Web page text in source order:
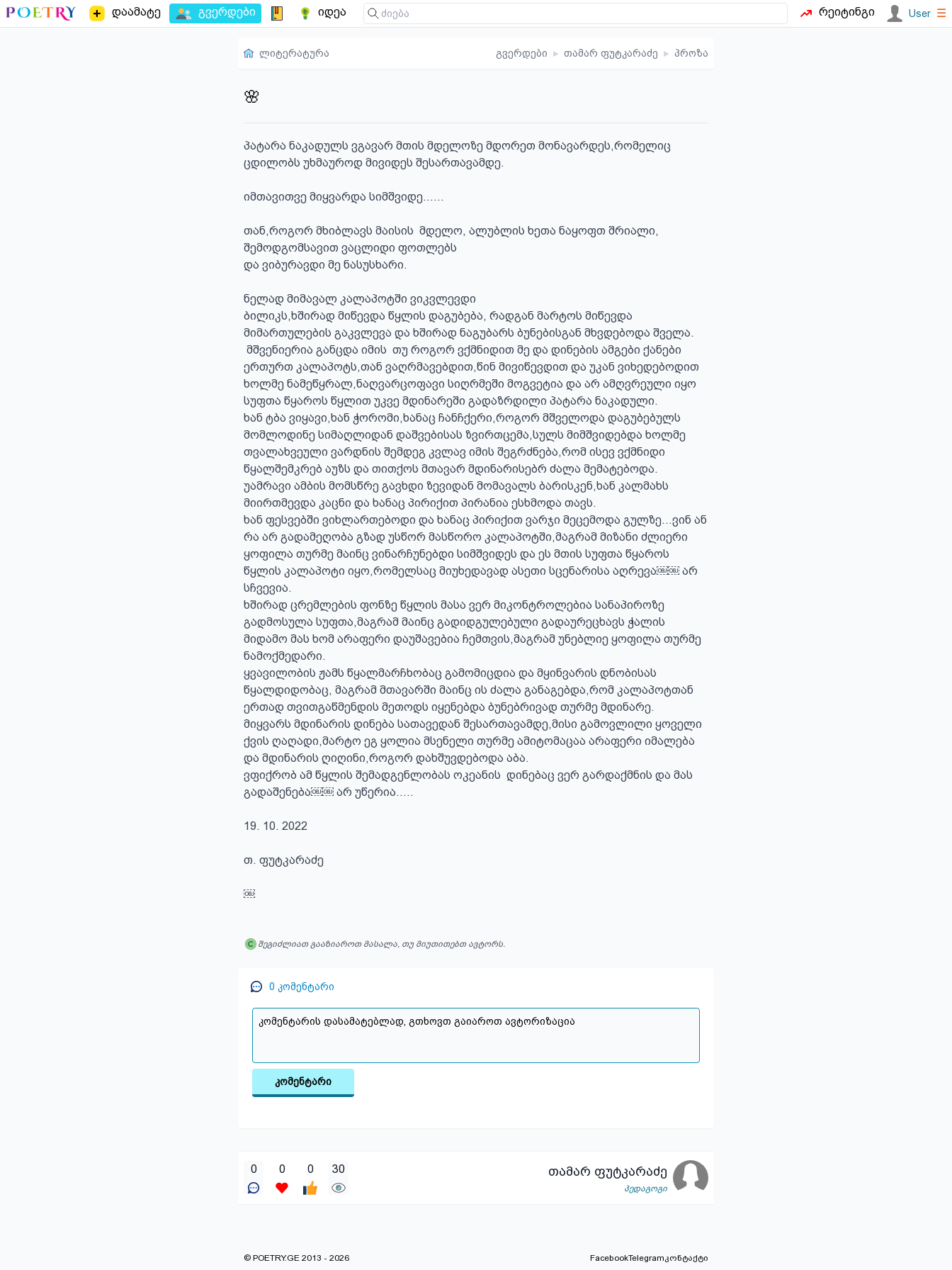
დაამატე გვერდები იდეა რეიტინგი User ☰
ლიტერატურა გვერდები ▸ თამარ ფუტკარაძე ▸ პროზა
🌸
პატარა ნაკადულს ვგავარ მთის მდელოზე მდორეთ მონავარდეს,რომელიც
ცდილობს უხმაუროდ მივიდეს შესართავამდე.
იმთავითვე მიყვარდა სიმშვიდე……
თან,როგორ მხიბლავს მაისის  მდელო, ალუბლის ხეთა ნაყოფთ შრიალი,
შემოდგომსავით ვაცლიდი ფოთლებს
და ვიბურავდი მე ნასუსხარი.
ნელად მიმავალ კალაპოტში ვიკვლევდი
ბილიკს,ხშირად მიწევდა წყლის დაგუბება, რადგან მარტოს მიწევდა
მიმართულების გაკვლევა და ხშირად ნაგუბარს ბუნებისგან მხვდებოდა შველა.
ერთურთ კალაპოტს,თან ვაღრმავებდით,წინ მივიწევდით და უკან ვიხედებოდით
ხოლმე ნამეწყრალ,ნაღვარცოფავი სიღრმეში მოგვეტია და არ ამღვრეული იყო
სუფთა წყაროს წყლით უკვე მდინარეში გადაზრდილი პატარა ნაკადული.
ხან ტბა ვიყავი,ხან ჭორომი,ხანაც ჩანჩქერი,როგორ მშველოდა დაგუბებულს
მომლოდინე სიმაღლიდან დაშვებისას ზვირთცემა,სულს მიმშვიდებდა ხოლმე
თვალახვეული ვარდნის შემდეგ კვლავ იმის შეგრძნება,რომ ისევ ვქმნიდი
წყალშემკრებ აუზს და თითქოს მთავარ მდინარისებრ ძალა მემატებოდა.
უამრავი ამბის მომსწრე გავხდი ზევიდან მომავალს ბარისკენ,ხან კალმახს
მიირთმევდა კაცნი და ხანაც პირიქით პირანია ესხმოდა თავს.
ხან ფესვებში ვიხლართებოდი და ხანაც პირიქით ვარჯი მეცემოდა გულზე…ვინ ან
რა არ გადამეღობა გზად უსწორ მასწორო კალაპოტში,მაგრამ მიზანი ძლიერი
ყოფილა თურმე მაინც ვინარჩუნებდი სიმშვიდეს და ეს მთის სუფთა წყაროს
წყლის კალაპოტი იყო,რომელსაც მიუხედავად ასეთი სცენარისა აღრევა￼￼ არ
სჩვევია.
ხშირად ცრემლების ფონზე წყლის მასა ვერ მიკონტროლებია სანაპიროზე
გადმოსულა სუფთა,მაგრამ მაინც გადიდგულებული გადაურეცხავს ჭალის
მიდამო მას ხომ არაფერი დაუშავებია ჩემთვის,მაგრამ უნებლიე ყოფილა თურმე
ნამოქმედარი.
ყვავილობის ჟამს წყალმარჩხობაც გამომიცდია და მყინვარის დნობისას
წყალდიდობაც, მაგრამ მთავარში მაინც ის ძალა განაგებდა,რომ კალაპოტთან
ერთად თვითგაწმენდის მეთოდს იყენებდა ბუნებრივად თურმე მდინარე.
მიყვარს მდინარის დინება სათავედან შესართავამდე,მისი გამოვლილი ყოველი
ქვის ღაღადი,მარტო ეგ ყოლია მსენელი თურმე ამიტომაცაა არაფერი იმალება
და მდინარის ღიღინი,როგორ დახშუვდებოდა აბა.
ვფიქრობ ამ წყლის შემადგენლობას ოკეანის  დინებაც ვერ გარდაქმნის და მას
გადაშენება￼￼ არ უწერია…..
19. 10. 2022
თ. ფუტკარაძე
￼
შეგიძლიათ გააზიაროთ მასალა, თუ მიუთითებთ ავტორს.
0 კომენტარი
კომენტარი
0 0 0 30 თამარ ფუტკარაძე
პედაგოგი
© POETRY.GE 2013 - 2026 FacebookTelegramკონტაქტი